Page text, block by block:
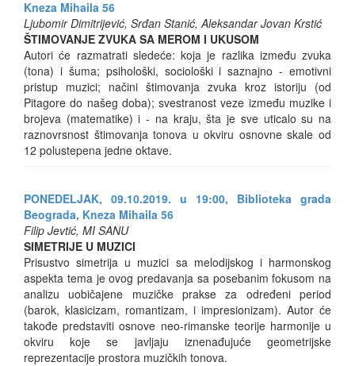
Kneza Mihaila 56
Ljubomir Dimitrijević, Srđan Stanić, Aleksandar Jovan Krstić
ŠTIMOVANJE ZVUKA SA MEROM I UKUSOM
Autori će razmatrati sledeće: koja je razlika između zvuka
(tona) i šuma; psihološki, sociološki i saznajno - emotivni
pristup muzici; načini štimovanja zvuka kroz istoriju (od
Pitagore do našeg doba); svestranost veze između muzike i
brojeva (matematike) i - na kraju, šta je sve uticalo su na
raznovrsnost štimovanja tonova u okviru osnovne skale od
12 polustepena jedne oktave.
PONEDELJAK, 09.10.2019. u 19:00, Biblioteka grada
Beograda, Kneza Mihaila 56
Filip Jevtić, MI SANU
SIMETRIJE U MUZICI
Prisustvo simetrija u muzici sa melodijskog i harmonskog
aspekta tema je ovog predavanja sa posebanim fokusom na
analizu uobičajene muzičke prakse za određeni period
(barok, klasicizam, romantizam, i impresionizam). Autor će
takođe predstaviti osnove neo-rimanske teorije harmonije u
okviru koje se javljaju iznenađujuće geometrijske
reprezentacije prostora muzičkih tonova.